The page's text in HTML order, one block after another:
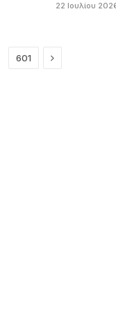
22 Ιουλίου
601 Next